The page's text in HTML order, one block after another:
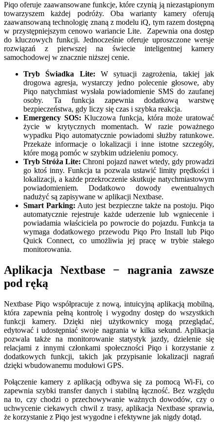
Piqo oferuje zaawansowane funkcje, które czynią ją niezastąpionym
towarzyszem każdej podróży. Oba warianty kamery oferują
zaawansowaną technologię znaną z modelu iQ, tym razem dostępną
w przystępniejszym cenowo wariancie Lite. Zapewnia ona dostęp
do kluczowych funkcji. Jednocześnie oferuje uproszczone wersje
rozwiązań z pierwszej na świecie inteligentnej kamery
samochodowej w znacznie niższej cenie.
Tryb Świadka Lite: W sytuacji zagrożenia, takiej jak
drogowa agresja, wystarczy jedno polecenie głosowe, aby
Piqo natychmiast wysłała powiadomienie SMS do zaufanej
osoby. Ta funkcja zapewnia dodatkową warstwę
bezpieczeństwa, gdy liczy się czas i szybka reakcja.
Emergency SOS: Kluczowa funkcja, która może uratować
życie w krytycznych momentach. W razie poważnego
wypadku Piqo automatycznie powiadomi służby ratunkowe.
Przekaże informacje o lokalizacji i inne istotne szczegóły,
które mogą pomóc w szybkim udzieleniu pomocy.
Tryb Stróża Lite: Chroni pojazd nawet wtedy, gdy prowadzi
go ktoś inny. Funkcja ta pozwala ustawić limity prędkości i
lokalizacji, a każde przekroczenie skutkuje natychmiastowym
powiadomieniem. Dodatkowo dowody ewentualnych
nadużyć są zapisywane w aplikacji Nextbase.
Smart Parking: Auto jest bezpieczne także na postoju. Piqo
automatycznie rejestruje każde uderzenie lub wgniecenie i
powiadamia właściciela po powrocie do pojazdu. Funkcja ta
wymaga dodatkowego przewodu Piqo Pro Install lub Piqo
Quick Connect, co umożliwia jej pracę w trybie stałego
monitorowania.
Aplikacja Nextbase − nagrania zawsze
pod ręką
Nextbase Piqo współpracuje z nową, intuicyjną aplikacją mobilną,
która zapewnia pełną kontrolę i wygodny dostęp do wszystkich
funkcji kamery. Dzięki niej użytkownicy mogą przeglądać,
edytować i udostępniać swoje nagrania w kilka sekund. Aplikacja
pozwala także na monitorowanie statystyk jazdy, dzielenie się
relacjami z innymi członkami społeczności Piqo i korzystanie z
dodatkowych funkcji, takich jak przypisanie lokalizacji nagrań
dzięki wbudowanemu modułowi GPS.
Połączenie kamery z aplikacją odbywa się za pomocą Wi-Fi, co
zapewnia szybki transfer danych i stabilną łączność. Bez względu
na to, czy chodzi o przechowywanie ważnych dowodów, czy o
uchwycenie ciekawych chwil z trasy, aplikacja Nextbase sprawia,
że korzystanie z Piqo jest wygodne i efektywne jak nigdy dotąd.